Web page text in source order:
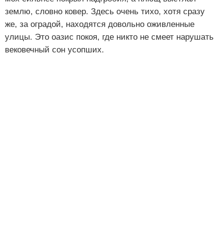
землю, словно ковер. Здесь очень тихо, хотя сразу
же, за оградой, находятся довольно оживленные
улицы. Это оазис покоя, где никто не смеет нарушать
вековечный сон усопших.